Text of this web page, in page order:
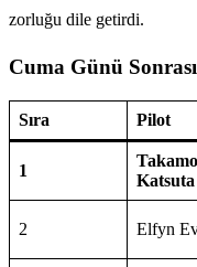
zorluğu dile getirdi.
Cuma Günü
Sıra Pilot
1
Katsuta
2 Elfyn